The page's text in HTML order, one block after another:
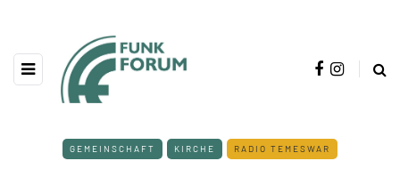
GEMEINSCHAFT KIRCHE RADIO TEMESWAR